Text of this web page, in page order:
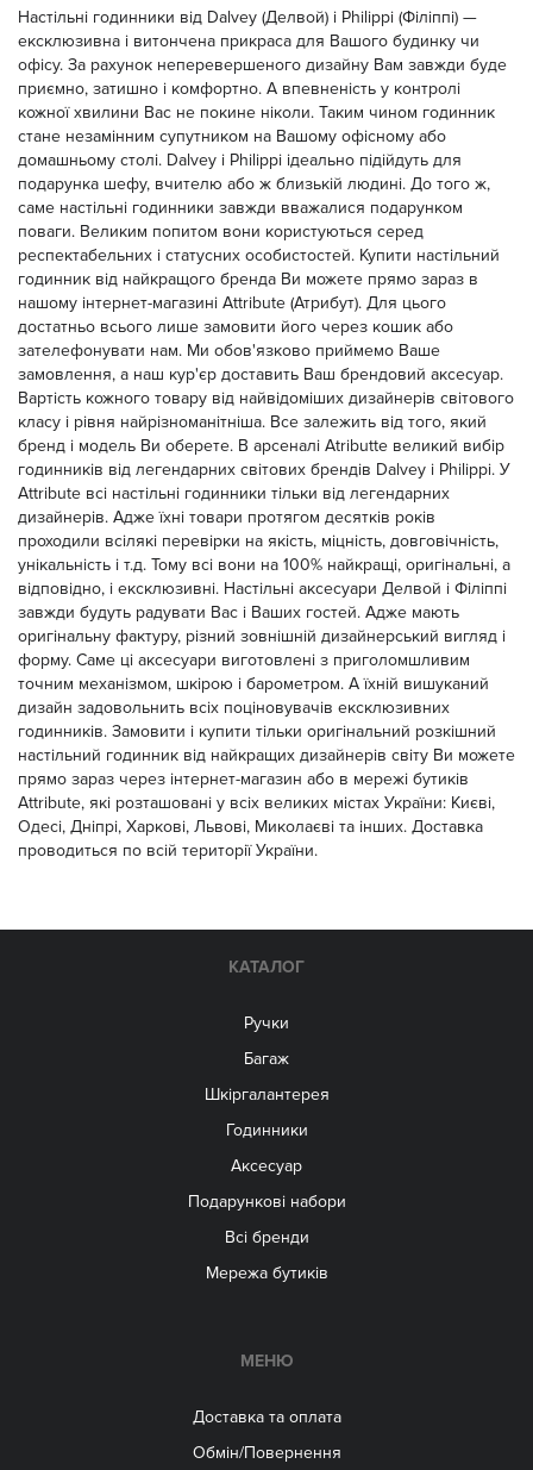
Настільні годинники від Dalvey (Делвой) і Philippi (Філіппі) —
ексклюзивна і витончена прикраса для Вашого будинку чи
офісу. За рахунок неперевершеного дизайну Вам завжди буде
приємно, затишно і комфортно. А впевненість у контролі
кожної хвилини Вас не покине ніколи. Таким чином годинник
стане незамінним супутником на Вашому офісному або
домашньому столі. Dalvey і Philippi ідеально підійдуть для
подарунка шефу, вчителю або ж близькій людині. До того ж,
саме настільні годинники завжди вважалися подарунком
поваги. Великим попитом вони користуються серед
респектабельних і статусних особистостей. Купити настільний
годинник від найкращого бренда Ви можете прямо зараз в
нашому інтернет-магазині Attribute (Атрибут). Для цього
достатньо всього лише замовити його через кошик або
зателефонувати нам. Ми обов'язково приймемо Ваше
замовлення, а наш кур'єр доставить Ваш брендовий аксесуар.
Вартість кожного товару від найвідоміших дизайнерів світового
класу і рівня найрізноманітніша. Все залежить від того, який
бренд і модель Ви оберете. В арсеналі Atributte великий вибір
годинників від легендарних світових брендів Dalvey і Philippi. У
Attribute всі настільні годинники тільки від легендарних
дизайнерів. Адже їхні товари протягом десятків років
проходили всілякі перевірки на якість, міцність, довговічність,
унікальність і т.д. Тому всі вони на 100% найкращі, оригінальні, а
відповідно, і ексклюзивні. Настільні аксесуари Делвой і Філіппі
завжди будуть радувати Вас і Ваших гостей. Адже мають
оригінальну фактуру, різний зовнішній дизайнерський вигляд і
форму. Саме ці аксесуари виготовлені з приголомшливим
точним механізмом, шкірою і барометром. А їхній вишуканий
дизайн задовольнить всіх поціновувачів ексклюзивних
годинників. Замовити і купити тільки оригінальний розкішний
настільний годинник від найкращих дизайнерів світу Ви можете
прямо зараз через інтернет-магазин або в мережі бутиків
Attribute, які розташовані у всіх великих містах України: Києві,
Одесі, Дніпрі, Харкові, Львові, Миколаєві та інших. Доставка
проводиться по всій території України.
КАТАЛОГ
Ручки
Багаж
Шкіргалантерея
Годинники
Аксесуар
Подарункові набори
Всі бренди
Мережа бутиків
МЕНЮ
Доставка та оплата
Обмін/Повернення